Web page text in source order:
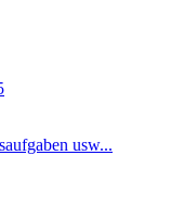
usw...